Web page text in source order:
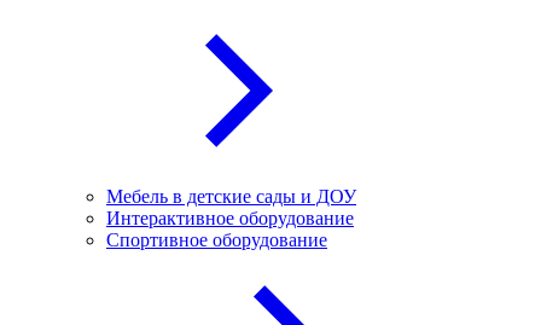
Мебель в детские сады и ДОУ
Интерактивное оборудование
Спортивное оборудование